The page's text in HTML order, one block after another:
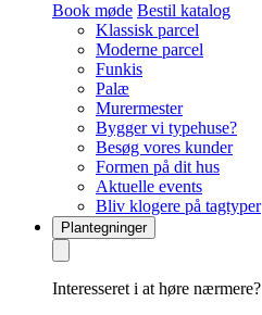
Book møde Bestil katalog
Klassisk parcel
Moderne parcel
Funkis
Palæ
Murermester
Bygger vi typehuse?
Besøg vores kunder
Formen på dit hus
Aktuelle events
Bliv klogere på tagtyper
Plantegninger
Interesseret i at høre nærmere?